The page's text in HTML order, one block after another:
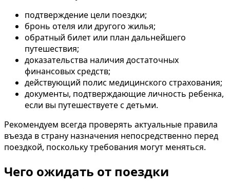
подтверждение цели поездки;
бронь отеля или другого жилья;
обратный билет или план дальнейшего
путешествия;
доказательства наличия достаточных
финансовых средств;
действующий полис медицинского страхования;
документы, подтверждающие личность ребенка,
если вы путешествуете с детьми.
Рекомендуем всегда проверять актуальные правила
въезда в страну назначения непосредственно перед
поездкой, поскольку требования могут меняться.
Чего ожидать от поездки